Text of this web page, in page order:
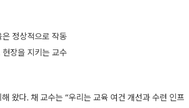
정상적으로 작동
장을 지키는 교수
왔다. 채 교수는 “우리는 교육 여건 개선과 수련 인프